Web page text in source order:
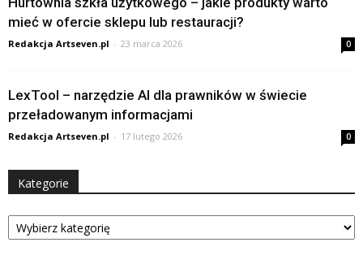
mieć w ofercie sklepu lub restauracji?
Redakcja Artseven.pl - 23 marca 2026 0
LexTool – narzędzie AI dla prawników w świecie
przeładowanym informacjami
Redakcja Artseven.pl - 17 lutego 2026 0
Kategorie
Kategorie